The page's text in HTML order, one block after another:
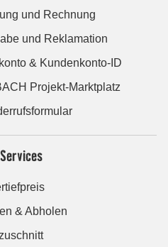
und Rechnung
und Reklamation
& Kundenkonto-ID
Projekt-Marktplatz
& Abholen